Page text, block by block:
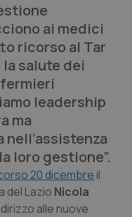
ai medici
ricorso al Tar
salute dei
leadership
ma
loro gestione”.
20 dicembre il
del Lazio Nicola
alle nuove